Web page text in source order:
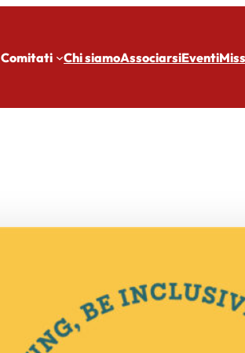
Comitati Chi siamoAssociarsiEventi